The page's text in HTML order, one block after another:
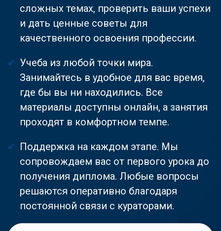
сложных темах, проверить ваши успехи
и дать ценные советы для
качественного освоения профессии.
Учеба из любой точки мира.
Занимайтесь в удобное для вас время,
где бы вы ни находились. Все
материалы доступны онлайн, а занятия
проходят в комфортном темпе.
Поддержка на каждом этапе. Мы
сопровождаем вас от первого урока до
получения диплома. Любые вопросы
решаются оперативно благодаря
постоянной связи с кураторами.